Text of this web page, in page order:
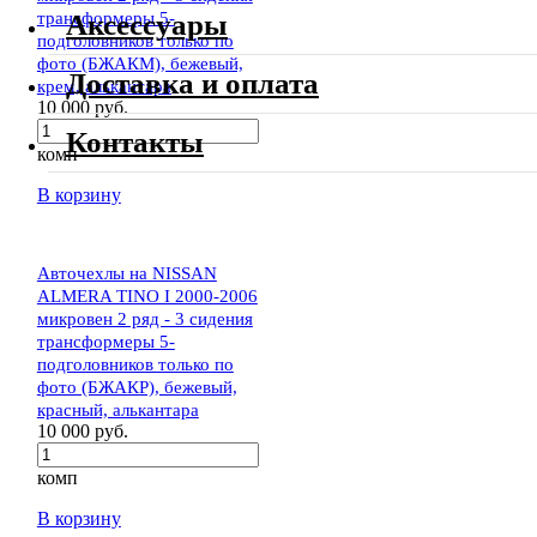
трансформеры 5-
подголовников только по
фото (БЖАКМ), бежевый,
крем, алькантара
10 000 руб.
комп
В корзину
Авточехлы на NISSAN
ALMERA TINO I 2000-2006
микровен 2 ряд - 3 сидения
трансформеры 5-
подголовников только по
фото (БЖАКР), бежевый,
красный, алькантара
10 000 руб.
комп
В корзину
Аксессуары
Доставка и оплата
Контакты